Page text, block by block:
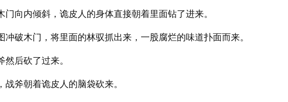
向内倾斜，诡皮人的身体直接朝着里面钻了进来。
破木门，将里面的林驭抓出来，一股腐烂的味道扑面而来。
后砍了过来。
斧朝着诡皮人的脑袋砍来。